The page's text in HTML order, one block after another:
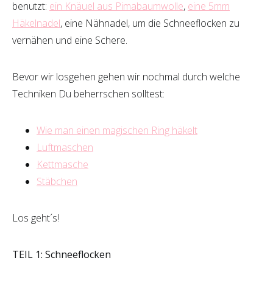
benutzt: ein Knäuel aus Pimabaumwolle, eine 5mm
Häkelnadel, eine Nähnadel, um die Schneeflocken zu
vernähen und eine Schere.
Bevor wir losgehen gehen wir nochmal durch welche
Techniken Du beherrschen solltest:
Wie man einen magischen Ring häkelt
Luftmaschen
Kettmasche
Stäbchen
Los geht´s!
TEIL 1: Schneeflocken